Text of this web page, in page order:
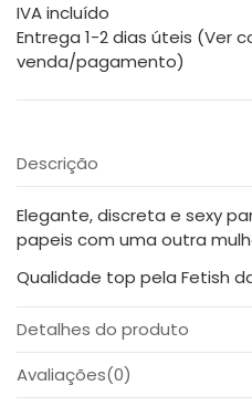
IVA incluído
Entrega 1-2 dias úteis (Ver
venda/pagamento)
Descrição
Elegante, discreta e sexy
papeis com uma outra
Qualidade top pela Fetish
Detalhes do produto
Avaliações(0)